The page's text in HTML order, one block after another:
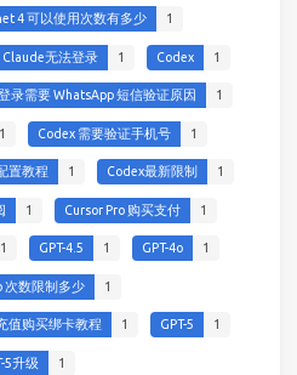
4 可以使用次数有多少 1
Claude无法登录 1 Codex 1
录需要 WhatsApp 短信验证原因 1
1 Codex 需要验证手机号 1
置教程 1 Codex最新限制 1
1 Cursor Pro 购买支付 1
1 GPT-4.5 1 GPT-4o 1
次数限制多少 1
值购买绑卡教程 1 GPT-5 1
5升级 1